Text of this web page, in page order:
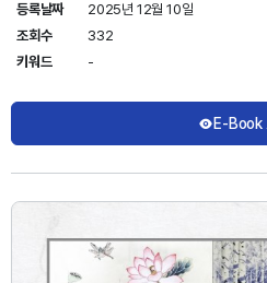
등록날짜
2025년 12월 10일
조회수
332
키워드
-
E-Book